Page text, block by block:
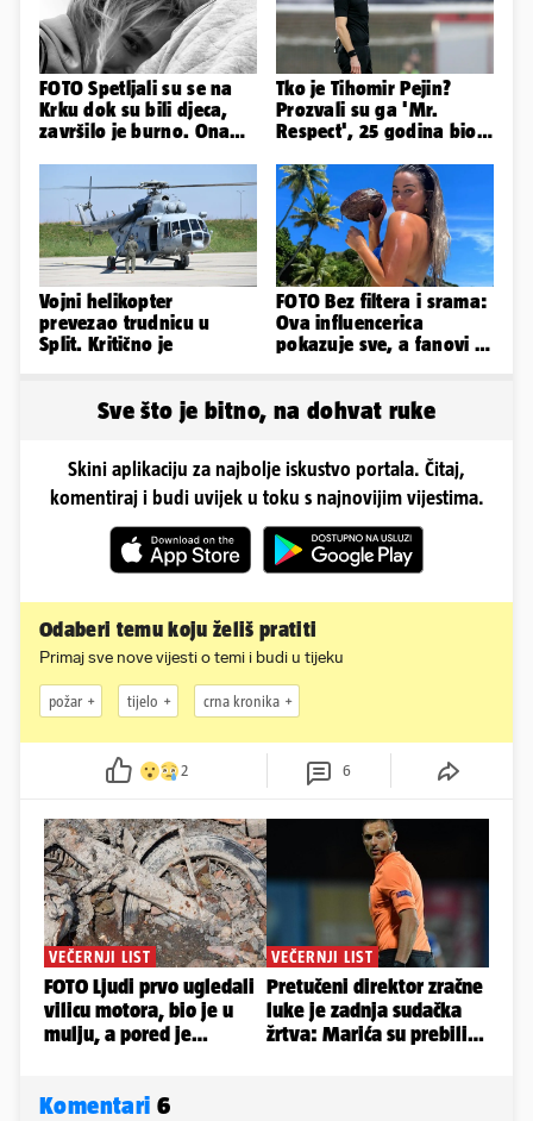
FOTO Spetljali su se na
Krku dok su bili djeca,
završilo je burno. Ona
Tko je Tihomir Pejin?
Prozvali su ga 'Mr.
Respect', 25 godina bio
luku...
Vojni helikopter
prevezao trudnicu u
Split. Kritično je
FOTO Bez filtera i srama:
Ova influencerica
pokazuje sve, a fanovi je
Sve što je bitno, na dohvat ruke
Skini aplikaciju za najbolje iskustvo portala. Čitaj,
komentiraj i budi uvijek u toku s najnovijim vijestima.
Odaberi temu koju želiš pratiti
Primaj sve nove vijesti o temi i budi u tijeku
požar tijelo crna kronika
2 6
Komentari 6